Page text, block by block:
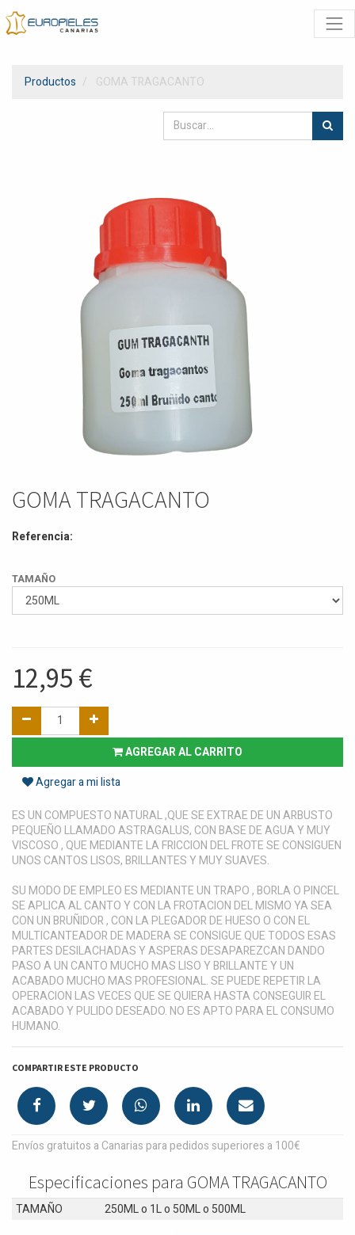
Productos GOMA TRAGACANTO
GOMA TRAGACANTO
Referencia:
TAMAÑO
12,95 €
AGREGAR AL CARRITO
Agregar a mi lista
ES UN COMPUESTO NATURAL ,QUE SE EXTRAE DE UN ARBUSTO
PEQUEÑO LLAMADO ASTRAGALUS, CON BASE DE AGUA Y MUY
VISCOSO , QUE MEDIANTE LA FRICCION DEL FROTE SE CONSIGUEN
UNOS CANTOS LISOS, BRILLANTES Y MUY SUAVES.
SU MODO DE EMPLEO ES MEDIANTE UN TRAPO , BORLA O PINCEL
SE APLICA AL CANTO Y CON LA FROTACION DEL MISMO YA SEA
CON UN BRUÑIDOR , CON LA PLEGADOR DE HUESO O CON EL
MULTICANTEADOR DE MADERA SE CONSIGUE QUE TODOS ESAS
PARTES DESILACHADAS Y ASPERAS DESAPAREZCAN DANDO
PASO A UN CANTO MUCHO MAS LISO Y BRILLANTE Y UN
ACABADO MUCHO MAS PROFESIONAL. SE PUEDE REPETIR LA
OPERACION LAS VECES QUE SE QUIERA HASTA CONSEGUIR EL
ACABADO Y PULIDO DESEADO. NO ES APTO PARA EL CONSUMO
HUMANO.
COMPARTIR ESTE PRODUCTO
Envíos gratuitos a Canarias para pedidos superiores a 100€
Especificaciones para GOMA TRAGACANTO
TAMAÑO 250MLo 1Lo 50MLo 500ML